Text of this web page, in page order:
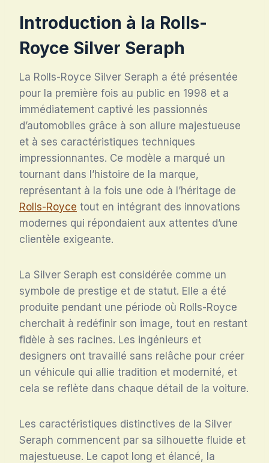
Introduction à la Rolls-
Royce Silver Seraph
La Rolls-Royce Silver Seraph a été présentée
pour la première fois au public en 1998 et a
immédiatement captivé les passionnés
d’automobiles grâce à son allure majestueuse
et à ses caractéristiques techniques
impressionnantes. Ce modèle a marqué un
tournant dans l’histoire de la marque,
représentant à la fois une ode à l’héritage de
Rolls-Royce tout en intégrant des innovations
modernes qui répondaient aux attentes d’une
clientèle exigeante.
La Silver Seraph est considérée comme un
symbole de prestige et de statut. Elle a été
produite pendant une période où Rolls-Royce
cherchait à redéfinir son image, tout en restant
fidèle à ses racines. Les ingénieurs et
designers ont travaillé sans relâche pour créer
un véhicule qui allie tradition et modernité, et
cela se reflète dans chaque détail de la voiture.
Les caractéristiques distinctives de la Silver
Seraph commencent par sa silhouette fluide et
majestueuse. Le capot long et élancé, la